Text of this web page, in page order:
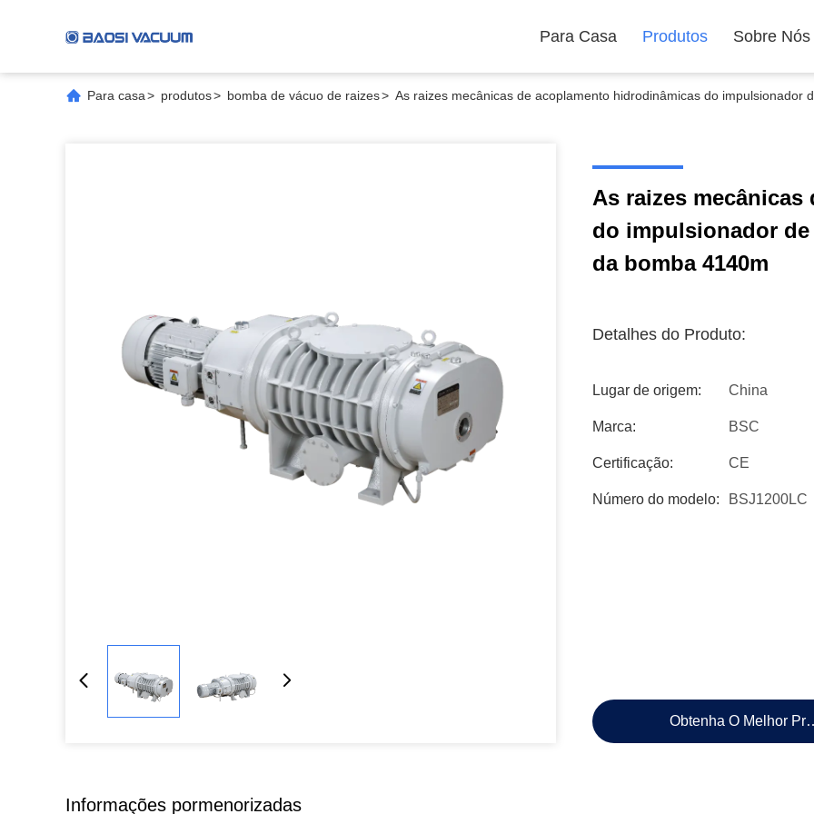
Para Casa Produtos Sobre Nós
Para casa> produtos> bomba de vácuo de raizes> As raizes mecânicas de acoplamento hidrodinâmicas do impulsionador
As raizes
do impulsionador de
da bomba 4140m
Detalhes do Produto:
Lugar de origem: China
Marca: BSC
Certificação: CE
Número do modelo: BSJ1200LC
Obtenha O Melhor
Informações pormenorizadas